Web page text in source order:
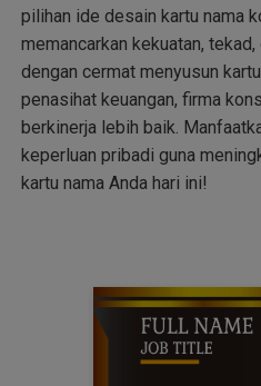
pilihan ide desain kartu nama
memancarkan kekuatan,
dengan cermat menyusun
penasihat keuangan, firma
berkinerja lebih baik.
keperluan pribadi guna
kartu nama Anda hari ini!